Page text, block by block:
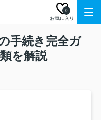
お気に入り
0
手続き完全ガ
を解説